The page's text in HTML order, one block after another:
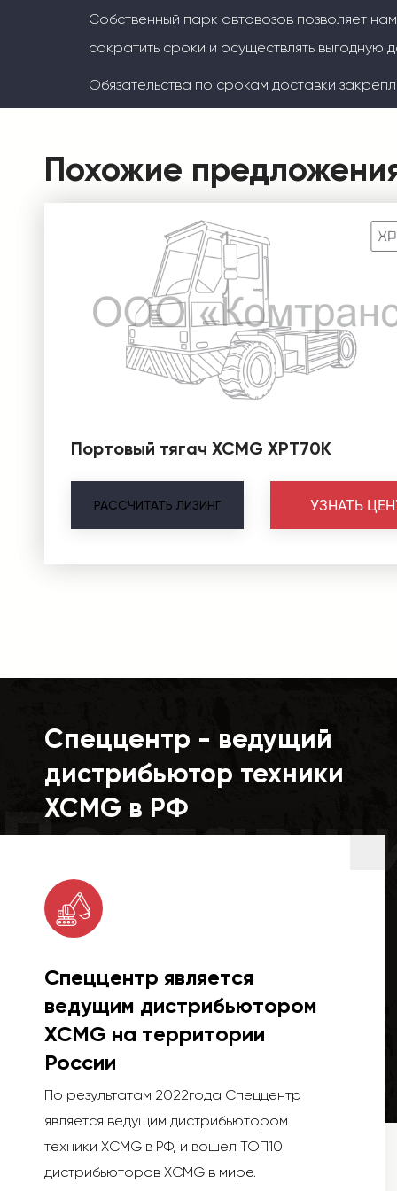
Собственный парк автовозов позволяет
сократить сроки и осуществлять выгодную
Обязательства по срокам доставки
Похожие
Портовый тягач XCMG XPT70К
РАССЧИТАТЬ ЛИЗИНГ УЗНАТЬ
Спеццентр - ведущий
дистрибьютор техники
XCMG в РФ
Спеццентр является
ведущим дистрибьютором
XCMG на территории
России
По результатам 2022года Спеццентр
является ведущим дистрибьютором
техники XCMG в РФ, и вошел ТОП10
дистрибьюторов XCMG в мире.